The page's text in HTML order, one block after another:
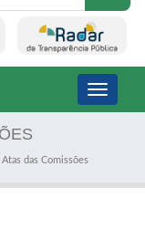
Toggle
Atas das Comissões